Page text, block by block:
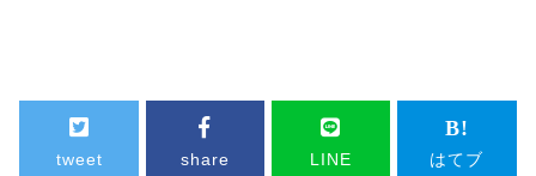
tweet share LINE はてブ